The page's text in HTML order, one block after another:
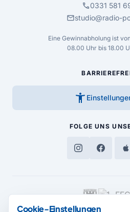
call0331 581
mailstudio@radio-
Eine Gewinnabholung ist
08.00 Uhr bis 18.00
accessibility_new
FOLGE UNS
MEDIENPARTNER
Cookie-Einstellungen